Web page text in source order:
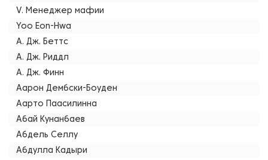
V. Менеджер мафии
Yoo Eon-Hwa
А. Дж. Беттс
А. Дж. Риддл
А. Дж. Финн
Аарон Дембски-Боуден
Аарто Паасилинна
Абай Кунанбаев
Абдель Селлу
Абдулла Кадыри